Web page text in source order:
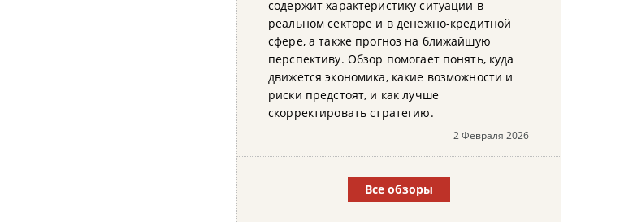
содержит характеристику ситуации в
реальном секторе и в денежно-кредитной
сфере, а также прогноз на ближайшую
перспективу. Обзор помогает понять, куда
движется экономика, какие возможности и
риски предстоят, и как лучше
скорректировать стратегию.
2 Февраля 2026
Все обзоры